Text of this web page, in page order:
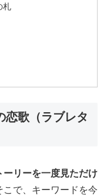
札
恋歌（ラブレタ
ーリーを一度見ただけ
こで、キーワードを今